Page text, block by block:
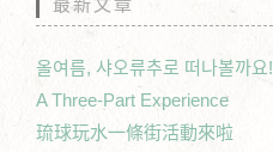
最新文章
올여름, 샤오류추로 떠나볼까요!
A Three-Part Experience
琉球玩水一條街活動來啦